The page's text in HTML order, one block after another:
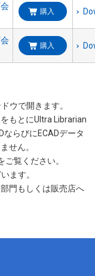
購入
購入
ウで開きます。
もとにUltra Librarian
らびにECADデータ
せん。
ご覧ください。
ます。
門もしくは販売店へ